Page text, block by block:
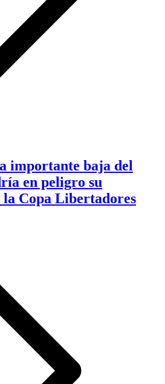
importante baja del
en peligro su
Copa Libertadores